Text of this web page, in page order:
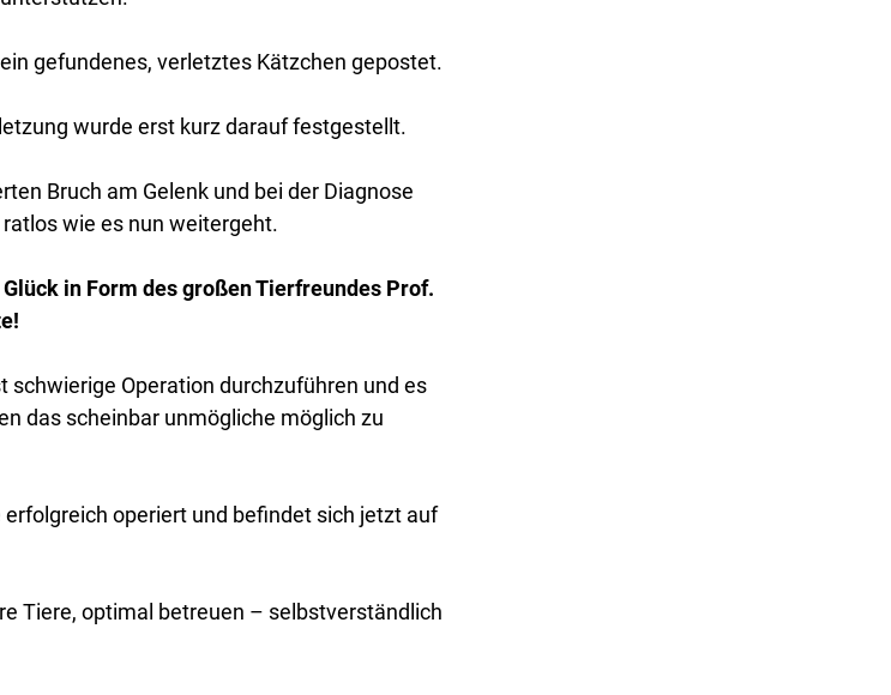
gefundenes, verletztes Kätzchen gepostet.
wurde erst kurz darauf festgestellt.
Bruch am Gelenk und bei der Diagnose
wie es nun weitergeht.
in Form des großen Tierfreundes Prof.
schwierige Operation durchzuführen und es
das scheinbar unmögliche möglich zu
operiert und befindet sich jetzt auf
Tiere, optimal betreuen – selbstverständlich